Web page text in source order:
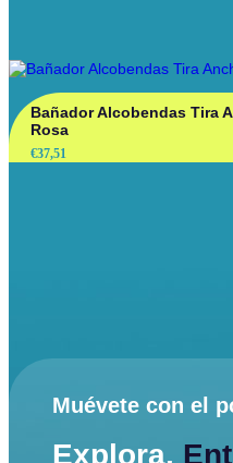
Bañador Alcobendas Tira
Rosa
€37,51
Muévete con el
Explora.